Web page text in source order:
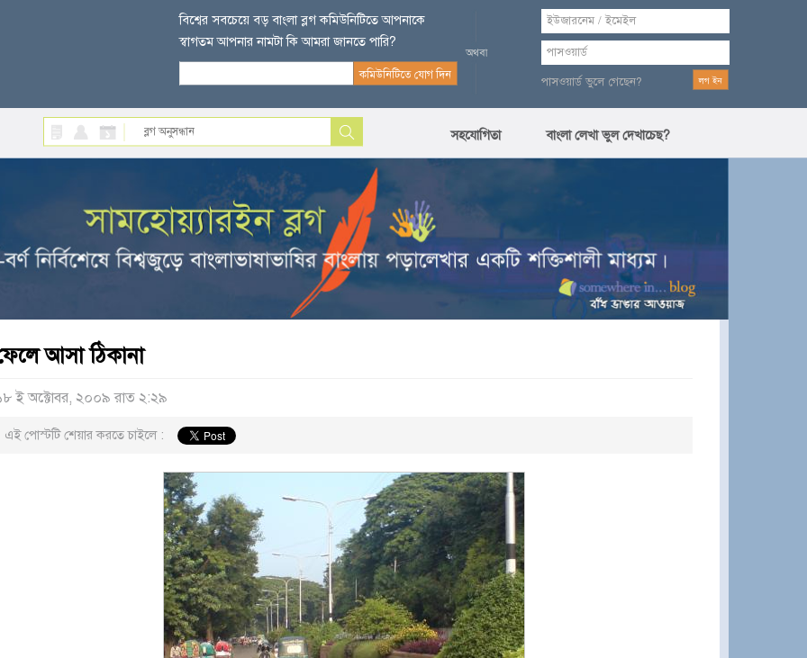
বিশ্বের সবচেয়ে বড় বাংলা ব্লগ কমিউনিটিতে আপনাকে
স্বাগতম আপনার নামটা কি আমরা জানতে পারি?
পাসওয়ার্ড ভুলে গেছেন?
সহযোগিতা বাংলা লেখা ভুল দেখাচেছ?
আসা ঠিকানা
ই অক্টোবর, ২০০৯ রাত ২:২৯
এই পোস্টটি শেয়ার করতে চাইলে :